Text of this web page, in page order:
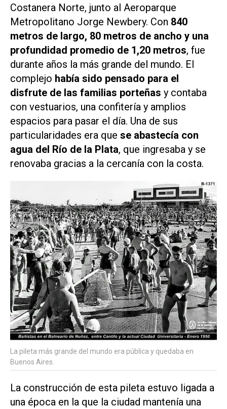
Costanera Norte, junto al Aeroparque
Metropolitano Jorge Newbery. Con 840
metros de largo, 80 metros de ancho y una
profundidad promedio de 1,20 metros, fue
durante años la más grande del mundo. El
complejo había sido pensado para el
disfrute de las familias porteñas y contaba
con vestuarios, una confitería y amplios
espacios para pasar el día. Una de sus
particularidades era que se abastecía con
agua del Río de la Plata, que ingresaba y se
renovaba gracias a la cercanía con la costa.
La pileta más grande del mundo era pública y quedaba en
Buenos Aires.
La construcción de esta pileta estuvo ligada a
una época en la que la ciudad mantenía una